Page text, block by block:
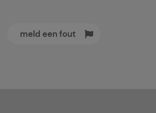
meld een fout